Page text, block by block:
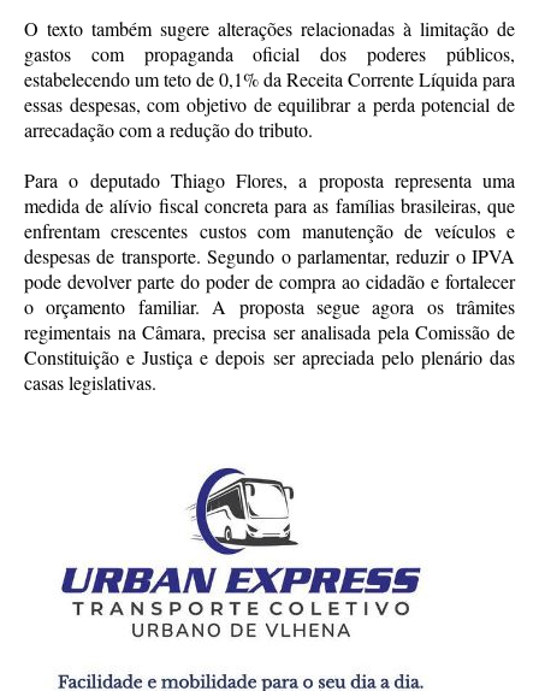
O texto também sugere alterações relacionadas à limitação de
gastos com propaganda oficial dos poderes públicos,
estabelecendo um teto de 0,1% da Receita Corrente Líquida para
essas despesas, com objetivo de equilibrar a perda potencial de
arrecadação com a redução do tributo.
Para o deputado Thiago Flores, a proposta representa uma
medida de alívio fiscal concreta para as famílias brasileiras, que
enfrentam crescentes custos com manutenção de veículos e
despesas de transporte. Segundo o parlamentar, reduzir o IPVA
pode devolver parte do poder de compra ao cidadão e fortalecer
o orçamento familiar. A proposta segue agora os trâmites
regimentais na Câmara, precisa ser analisada pela Comissão de
Constituição e Justiça e depois ser apreciada pelo plenário das
casas legislativas.